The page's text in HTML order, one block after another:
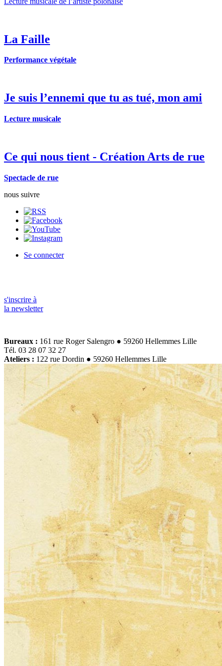
La Faille
Performance végétale
Je suis l’ennemi que tu as tué, mon ami
Lecture musicale
Ce qui nous tient - Création Arts de rue
Spectacle de rue
nous suivre
Se connecter
s'inscrire à
la newsletter
Bureaux : 161 rue Roger Salengro ● 59260 Hellemmes Lille
Tél. 03 28 07 32 27
Ateliers : 122 rue Dordin ● 59260 Hellemmes Lille